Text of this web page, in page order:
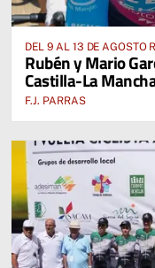
DEL 9 AL 13 DE AGOSTO
CUENCA, ALBACETE,
Rubén y Mario
Castilla-La
F.J. PARRAS